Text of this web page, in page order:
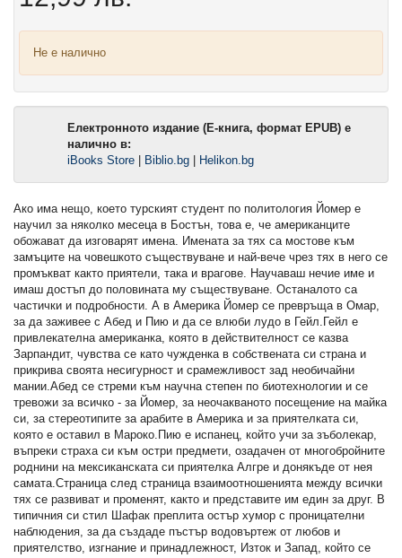
Не е налично
Електронното издание (Е-книга, формат EPUB) е
налично в:
iBooks Store
Biblio.bg Helikon.bg
Ако има нещо, което турският студент по политология Йомер е
научил за няколко месеца в Бостън, това е, че американците
обожават да изговарят имена. Имената за тях са мостове към
замъците на човешкото съществуване и най-вече чрез тях в него се
промъкват както приятели, така и врагове. Научаваш нечие име и
имаш достъп до половината му съществуване. Останалото са
частички и подробности. А в Америка Йомер се превръща в Омар,
за да заживее с Абед и Пию и да се влюби лудо в Гейл.Гейл е
привлекателна американка, която в действителност се казва
Зарпандит, чувства се като чужденка в собствената си страна и
прикрива своята несигурност и срамежливост зад необичайни
мании.Абед се стреми към научна степен по биотехнологии и се
тревожи за всичко - за Йомер, за неочакваното посещение на майка
си, за стереотипите за арабите в Америка и за приятелката си,
която е оставил в Мароко.Пию е испанец, който учи за зъболекар,
въпреки страха си към остри предмети, озадачен от многобройните
роднини на мексиканската си приятелка Алгре и донякъде от нея
самата.Страница след страница взаимоотношенията между всички
тях се развиват и променят, както и представите им един за друг. В
типичния си стил Шафак преплита остър хумор с проницателни
наблюдения, за да създаде пъстър водовъртеж от любов и
приятелство, изгнание и принадлежност, Изток и Запад, който се